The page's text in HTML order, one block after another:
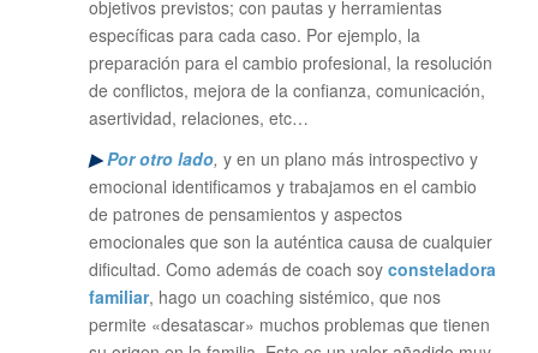
objetivos previstos; con pautas y herramientas
específicas para cada caso. Por ejemplo, la
preparación para el cambio profesional, la resolución
de conflictos, mejora de la confianza, comunicación,
asertividad, relaciones, etc…
▶Por otro lado, y en un plano más introspectivo y
emocional identificamos y trabajamos en el cambio
de patrones de pensamientos y aspectos
emocionales que son la auténtica causa de cualquier
dificultad. Como además de coach soy consteladora
familiar, hago un coaching sistémico, que nos
permite «desatascar» muchos problemas que tienen